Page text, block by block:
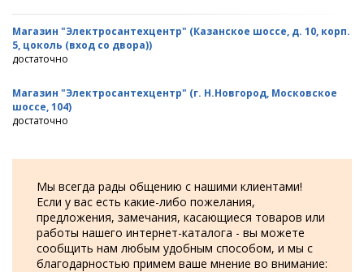
Магазин "Электросантехцентр" (Казанское шоссе, д. 10, корп.
5, цоколь (вход со двора))
достаточно
Магазин "Электросантехцентр" (г. Н.Новгород, Московское
шоссе, 104)
достаточно
Мы всегда рады общению с нашими клиентами!
Если у вас есть какие-либо пожелания,
предложения, замечания, касающиеся товаров или
работы нашего интернет-каталога - вы можете
сообщить нам любым удобным способом, и мы с
благодарностью примем ваше мнение во внимание: